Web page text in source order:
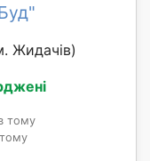
Жидачів)
тому